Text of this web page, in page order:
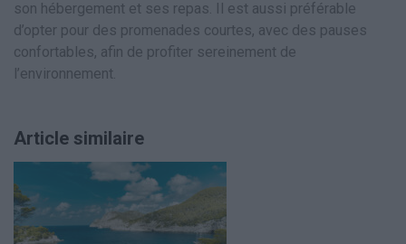
son hébergement et ses repas. Il est aussi préférable
d’opter pour des promenades courtes, avec des pauses
confortables, afin de profiter sereinement de
l’environnement.
Article similaire